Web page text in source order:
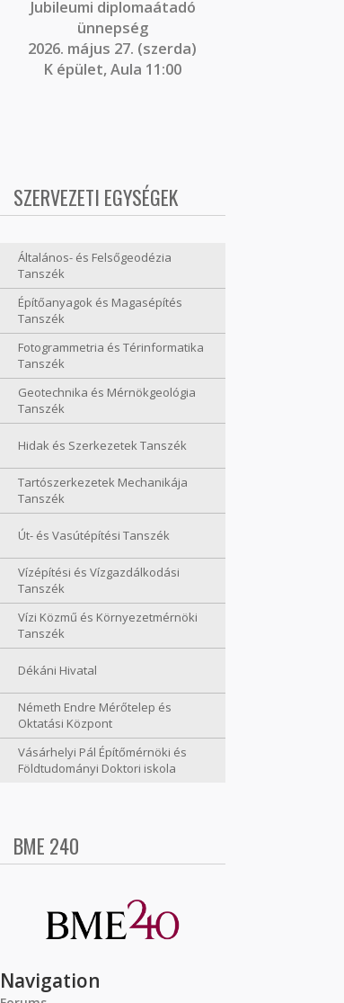
Jubileumi diplomaátadó
ünnepség
2026. május 27. (szerda)
K épület, Aula 11:00
SZERVEZETI EGYSÉGEK
Általános- és Felsőgeodézia
Tanszék
Építőanyagok és Magasépítés
Tanszék
Fotogrammetria és Térinformatika
Tanszék
Geotechnika és Mérnökgeológia
Tanszék
Hidak és Szerkezetek Tanszék
Tartószerkezetek Mechanikája
Tanszék
Út- és Vasútépítési Tanszék
Vízépítési és Vízgazdálkodási
Tanszék
Vízi Közmű és Környezetmérnöki
Tanszék
Dékáni Hivatal
Németh Endre Mérőtelep és
Oktatási Központ
Vásárhelyi Pál Építőmérnöki és
Földtudományi Doktori iskola
BME 240
Navigation